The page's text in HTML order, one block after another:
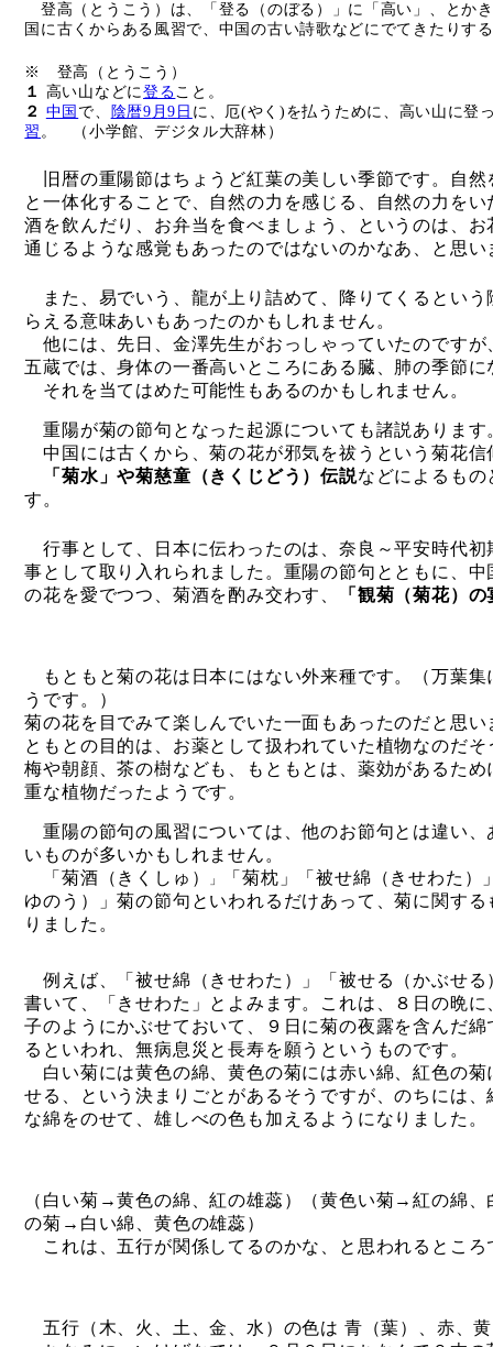
登高（とうこう）は、「登る（のぼる）」に「高い」、とか
国に古くからある風習で、中国の古い詩歌などにでてきたりす
※ 登高（とうこう）
１ 高い山などに登ること。
２ 中国 で、 陰暦9 月9 日 に、厄(やく) を払うために、高い山に登
習 。 （小学館、デジタル大辞林）
旧暦の重陽節はちょうど紅葉の美しい季節です。自然
と一体化することで、自然の力を感じる、自然の力を
酒を飲んだり、お弁当を食べましょう、というのは、
通じるような感覚もあったのではないのかなあ、と思い
また、易でいう、龍が上り詰めて、降りてくるという
らえる意味あいもあったのかもしれません。
他には、先日、金澤先生がおっしゃっていたのですが
五蔵では、身体の一番高いところにある臓、肺の季節に
それを当てはめた可能性もあるのかもしれません。
重陽が菊の節句となった起源についても諸説あります
中国には古くから、菊の花が邪気を祓うという菊花信
「菊水」や菊慈童（きくじどう）伝説などによるもの
す。
行事として、日本に伝わったのは、奈良～平安時代初
事として取り入れられました。重陽の節句とともに、
の花を愛でつつ、菊酒を酌み交わす、
「観菊（菊花）の
もともと菊の花は日本にはない外来種です。（万葉集
うです。）
菊の花を目でみて楽しんでいた一面もあったのだと思
ともとの目的は、お薬として扱われていた植物なのだ
梅や朝顔、茶の樹なども、もともとは、薬効があるた
重な植物だったようです。
重陽の節句の風習については、他のお節句とは違い、
いものが多いかもしれません。
「菊酒（きくしゅ）
」
「菊枕」「被せ綿（きせわた）
ゆのう）」菊の節句といわれるだけあって、菊に関す
りました。
例えば、「被せ綿（きせわた）」「被せる（かぶせる
書いて、「きせわた」とよみます。これは、８日の晩
子のようにかぶせておいて、９日に菊の夜露を含んだ
るといわれ、無病息災と長寿を願うというものです。
白い菊には黄色の綿、黄色の菊には赤い綿、紅色の菊
せる、という決まりごとがあるそうですが、のちには
な綿をのせて、雄しべの色も加えるようになりました。
（白い菊→黄色の綿、紅の雄蕊）（黄色い菊→紅の綿、
の菊→白い綿、黄色の雄蕊）
これは、五行が関係してるのかな、と思われるところ
五行（木、火、土、金、水）の色は 青（葉）、赤、